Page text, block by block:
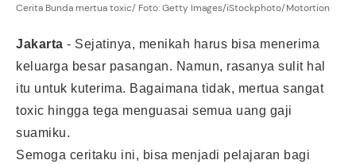
Cerita Bunda mertua toxic/ Foto: Getty Images/iStockphoto/Motortion
Jakarta - Sejatinya, menikah harus bisa menerima
keluarga besar pasangan. Namun, rasanya sulit hal
itu untuk kuterima. Bagaimana tidak, mertua sangat
toxic hingga tega menguasai semua uang gaji
suamiku.
Semoga ceritaku ini, bisa menjadi pelajaran bagi